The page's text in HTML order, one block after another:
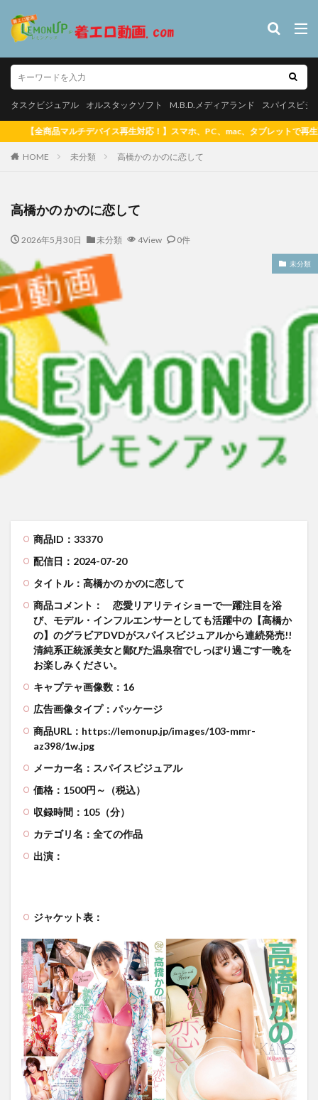
タスクビジュアル オルスタックソフト M.B.D.メディアランド スパイスビジ
ホ、PC、mac、タブレットで再生可能！ 【大好評ポイントシステム5%還元
HOME 未分類 高橋かの かのに恋して
高橋かの かのに恋して
2026年5月30日 未分類 4View 0件
未分類
商品ID：33370
配信日：2024-07-20
タイトル：高橋かの かのに恋して
商品コメント：
恋愛リアリティショーで一躍注目を浴
び、モデル・インフルエンサーとしても活躍中の【高橋か
の】のグラビアDVDがスパイスビジュアルから連続発売!!
清純系正統派美女と鄙びた温泉宿でしっぽり過ごす一晩を
お楽しみください。
キャプテャ画像数：16
広告画像タイプ：パッケージ
商品URL：https://lemonup.jp/images/103-mmr-
az398/1w.jpg
メーカー名：スパイスビジュアル
価格：1500円～（税込）
収録時間：105（分）
カテゴリ名：全ての作品
出演：
ジャケット表：
タスクビジュアル オルスタックソフト スパイス
タグ
素肌のままで 郷司利也子
白壁爽子 甘い囁き
玉置梓
潮見晴香 清楚なくせに生イキだ
潮見晴香
河内菜々星 やっぱり10代（TEEN）が好き
松白愛
サリーデイズ 川本サリー
松岡凛 日焼け後のGカ
来生かほ じゅーしぃアイドルはＨに発育中！〜来生かほ６年ぶりに再
有村果夏 カワイイとか可愛いとか
有村果夏
星乃もこ グラドルでは ダメ ですか？
星乃もこ
峰りなこ
峰りなこ
尻令嬢 琴奈
小林せつな 岡山弁に恋して！
メイリ 貴方のものにして
里山さえこ Hな彼女
検索